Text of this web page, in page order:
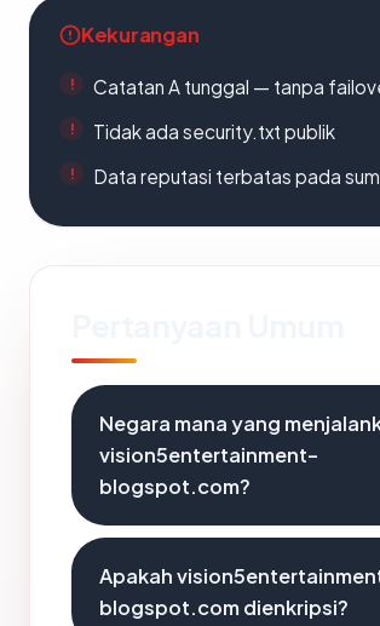
Kekurangan
Catatan A tunggal — tanpa
Tidak ada security.txt publik
Data reputasi terbatas pada
Negara mana yang
vision5entertainment-
blogspot.com?
Apakah
blogspot.com dienkripsi?